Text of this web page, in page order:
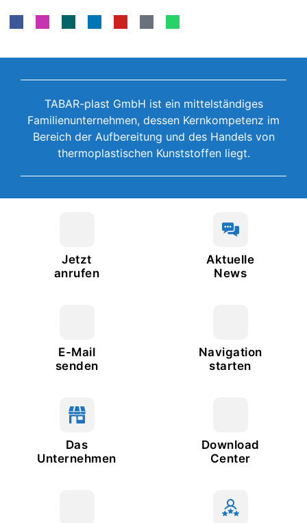
TABAR-plast GmbH ist ein mittelständiges
Familienunternehmen, dessen Kernkompetenz im
Bereich der Aufbereitung und des Handels von
thermoplastischen Kunststoffen liegt.
Jetzt
anrufen
E-Mail
senden
Aktuelle
News
Navigation
starten
Das
Unternehmen
Download
Center